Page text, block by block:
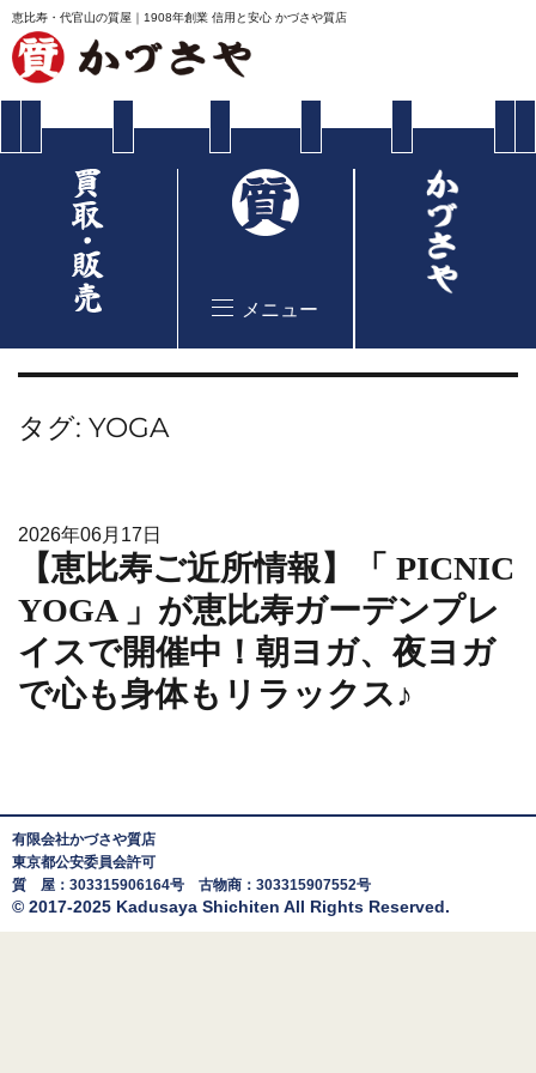
恵比寿・代官山の質屋｜1908年創業 信用と安心 かづさや質店
メニュー
タグ: YOGA
2026年06月17日
【恵比寿ご近所情報】「 PICNIC
YOGA 」が恵比寿ガーデンプレ
イスで開催中！朝ヨガ、夜ヨガ
で心も身体もリラックス♪
有限会社かづさや質店
東京都公安委員会許可
質 屋：303315906164号 古物商：303315907552号
© 2017-2025 Kadusaya Shichiten All Rights Reserved.